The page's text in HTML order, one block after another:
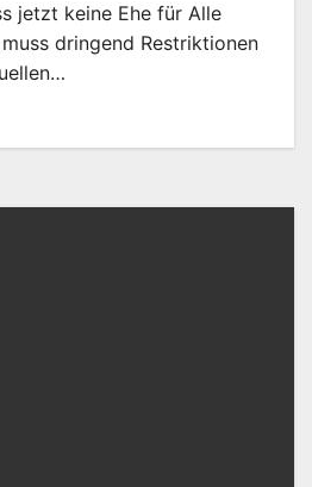
jetzt keine Ehe für Alle
dringend Restriktionen